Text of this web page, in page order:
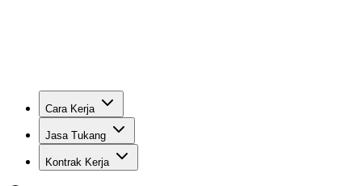
Cara Kerja
Jasa Tukang
Kontrak Kerja